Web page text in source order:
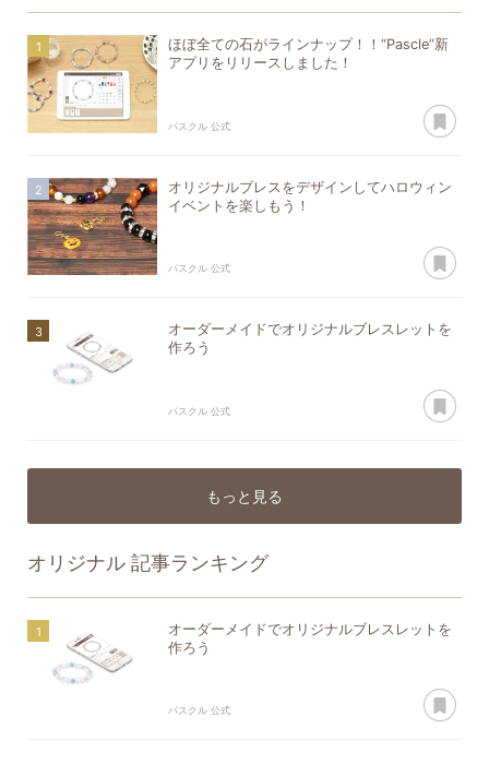
ほぼ全ての石がラインナップ！！“Pascle”新
アプリをリリースしました！
パスクル 公式
オリジナルブレスをデザインしてハロウィン
イベントを楽しもう！
パスクル 公式
オーダーメイドでオリジナルブレスレットを
作ろう
パスクル 公式
もっと見る
オリジナル 記事ランキング
オーダーメイドでオリジナルブレスレットを
作ろう
パスクル 公式